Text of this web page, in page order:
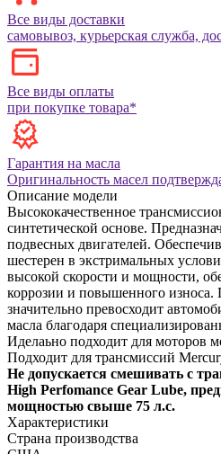
Все виды доставки
самовывоз, курьерская служба,
Все виды оплаты
при покупке товара*
Гарантия на масла
Оригинальность масел
Описание модели
Высококачественное
синтетической основе.
подвесных двигателей.
шестерен в экстримальных
высокой скорости и мощности,
коррозии и повышенного износа.
значительно превосходит
масла благодаря
Иделаьно подходит для моторов
Подходит для трансмиссий
Не допускается смешивать с
High Perfomance Gear Lube,
мощностью свыше 75 л.с.
Характеристики
Страна производства